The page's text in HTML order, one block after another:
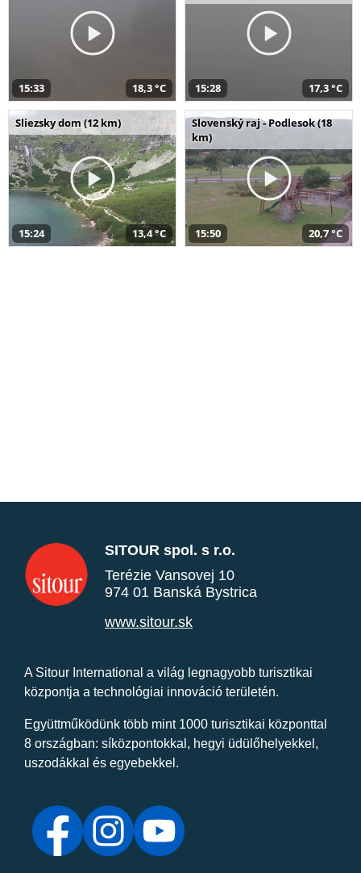
15:33 18,3 °C 15:28 17,3 °C
Sliezsky dom (12 km)
15:24 13,4 °C
Slovenský raj - Podlesok (18
km)
15:50 20,7 °C
SITOUR spol. s r.o.
Terézie Vansovej 10
974 01 Banská Bystrica
www.sitour.sk
A Sitour International a világ legnagyobb turisztikai
központja a technológiai innováció területén.
Együttműködünk több mint 1000 turisztikai központtal
8 országban: síközpontokkal, hegyi üdülőhelyekkel,
uszodákkal és egyebekkel.